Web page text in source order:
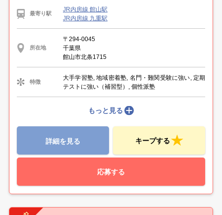
最寄り駅
JR内房線 館山駅
JR内房線 九重駅
所在地
〒294-0045
千葉県
館山市北条1715
特徴
大手学習塾, 地域密着塾, 名門・難関受験に強い, 定期
テストに強い（補習型）, 個性派塾
もっと見る
詳細を見る キープする
応募する